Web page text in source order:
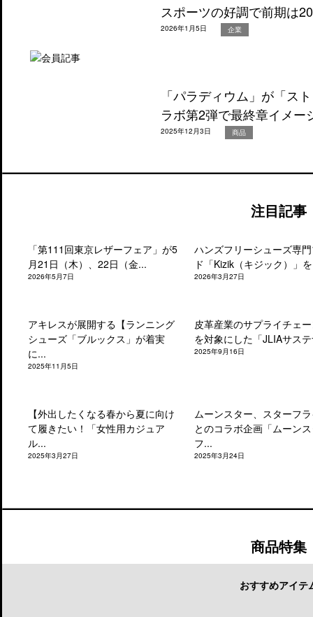
スポーツの好調で前期は
2026年1月5日 企業
「パラディウム」が「ス
ラボ第2弾で最終章イメ
2025年12月3日 商品
注目記事
「第111回東京レザーフェア」が5
月21日（木）、22日（金...
2026年5月7日
ハンズフリーシューズ専
ド「Kizik（キジック）」
2026年3月27日
アキレスが展開する【ランニング
シューズ「ブルックス」が着実
に...
2025年11月5日
皮革産業のサプライチェ
を対象にした「JLIAサス
2025年9月16日
【外出したくなる春から夏に向け
て履きたい！「女性用カジュア
ル...
2025年3月27日
ムーンスター、スターフ
とのコラボ企画「ムーン
フ...
2025年3月24日
商品特集
おすすめアイテ